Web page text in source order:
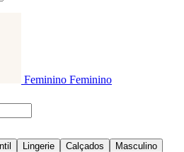
Feminino Feminino
Lingerie Calçados
Masculino